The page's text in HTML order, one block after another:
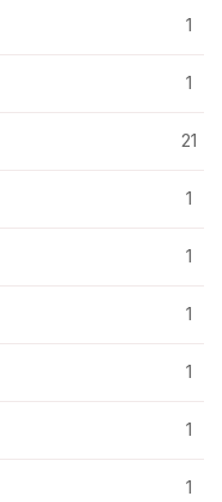
1
1
21
1
1
1
1
1
1